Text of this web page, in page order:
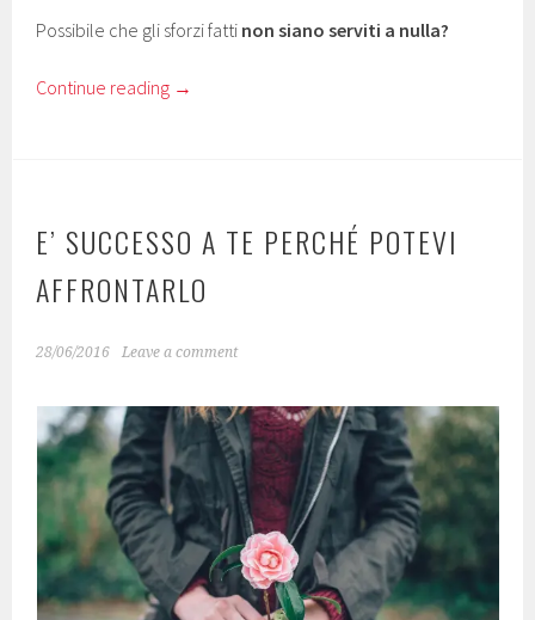
Possibile che gli sforzi fatti non siano serviti a nulla?
Continue reading →
E’ SUCCESSO A TE PERCHÉ POTEVI
AFFRONTARLO
28/06/2016 Leave a comment